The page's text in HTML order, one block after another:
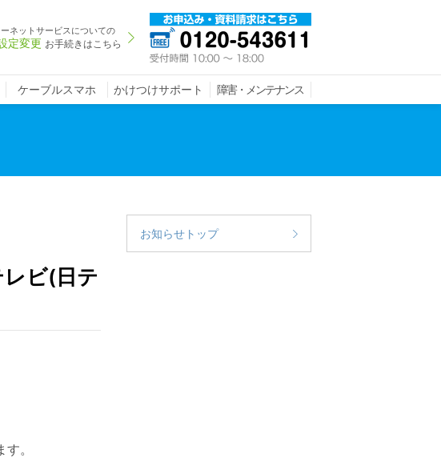
ケーブルスマホ かけつけサポート 障害・メンテナンス
ネットサービスについての
定変更 お手続きはこちら
ビ(日テ
。
お知らせトップ